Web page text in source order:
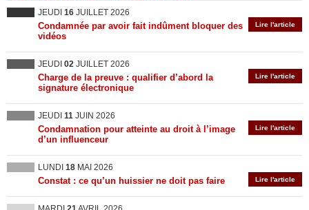
JEUDI 16 JUILLET 2026
Lire l'article
Condamnée par avoir fait indûment bloquer des
vidéos
JEUDI 02 JUILLET 2026
Lire l'article
Charge de la preuve : qualifier d’abord la
signature électronique
JEUDI 11 JUIN 2026
Lire l'article
Condamnation pour atteinte au droit à l’image
d’un influenceur
LUNDI 18 MAI 2026
Lire l'article
Constat : ce qu’un huissier ne doit pas faire